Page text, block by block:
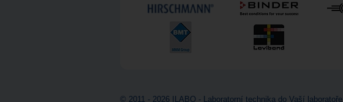
© 2011 - 2026 ILABO - Laboratorní technika do Vaší laboratoře